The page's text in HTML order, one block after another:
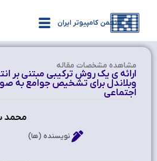
انجمن کامپیوتر ایران
مشاهده‌ مشخصات مقاله
ارائه ی یک روش ترکیبی مبتنی بر
وبلاندل برای تشخیص جوامع به
اجتماعی
محمد
نویسنده (ها)